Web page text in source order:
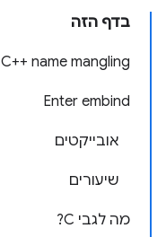
בדף הזה
C++ name mangling
Enter embind
אובייקטים
שיעורים
מה לגבי C?